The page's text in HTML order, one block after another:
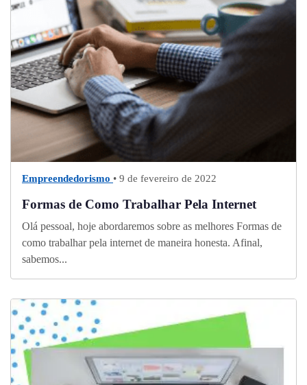
Empreendedorismo • 9 de fevereiro de 2022
Formas de Como Trabalhar Pela Internet
Olá pessoal, hoje abordaremos sobre as melhores Formas de
como trabalhar pela internet de maneira honesta. Afinal,
sabemos...